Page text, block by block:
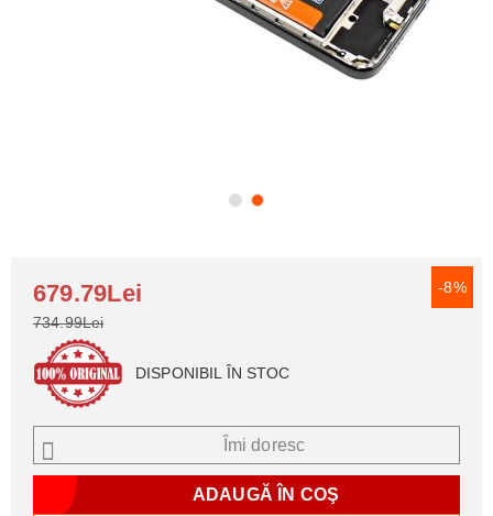
-8%
679.79Lei
734.99Lei
DISPONIBIL ÎN STOC
Îmi doresc